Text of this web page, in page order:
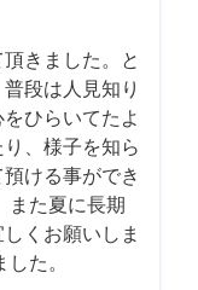
きました。と
段は人見知り
ひらいてたよ
、様子を知ら
ける事ができ
また夏に長期
くお願いしま
た。